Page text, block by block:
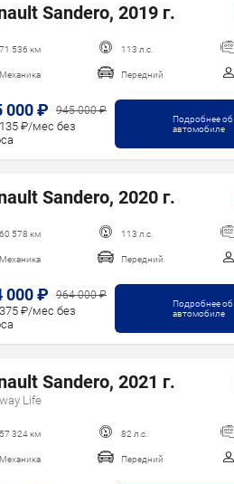
Sandero, 2019 г.
71 536 км 113 л.с.
Механика Передний
000 ₽ 945 000 ₽
₽/мес без
Подробнее об
автомобиле
Sandero, 2020 г.
60 578 км 113 л.с.
Механика Передний
000 ₽ 964 000 ₽
₽/мес без
Подробнее об
автомобиле
Sandero, 2021 г.
Life
57 324 км 82 л.с.
Механика Передний